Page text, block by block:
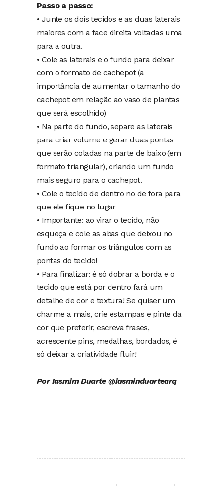
Passo a passo:
• Junte os dois tecidos e as duas laterais
maiores com a face direita voltadas uma
para a outra.
• Cole as laterais e o fundo para deixar
com o formato de cachepot (a
importância de aumentar o tamanho do
cachepot em relação ao vaso de plantas
que será escolhido)
• Na parte do fundo, separe as laterais
para criar volume e gerar duas pontas
que serão coladas na parte de baixo (em
formato triangular), criando um fundo
mais seguro para o cachepot.
• Cole o tecido de dentro no de fora para
que ele fique no lugar
• Importante: ao virar o tecido, não
esqueça e cole as abas que deixou no
fundo ao formar os triângulos com as
pontas do tecido!
• Para finalizar: é só dobrar a borda e o
tecido que está por dentro fará um
detalhe de cor e textura! Se quiser um
charme a mais, crie estampas e pinte da
cor que preferir, escreva frases,
acrescente pins, medalhas, bordados, é
só deixar a criatividade fluir!
Por Iasmim Duarte @iasminduartearq